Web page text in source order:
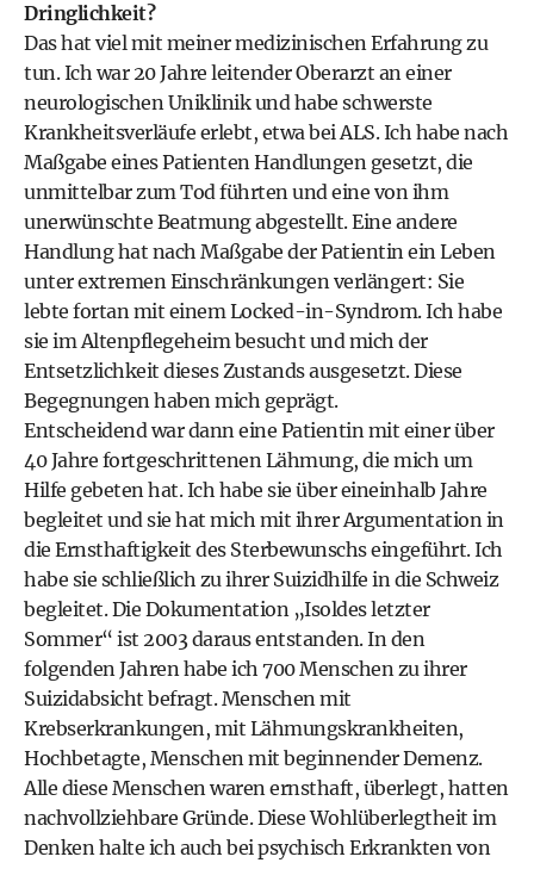
Dringlichkeit?
Das hat viel mit meiner medizinischen Erfahrung zu
tun. Ich war 20 Jahre leitender Oberarzt an einer
neurologischen Uniklinik und habe schwerste
Krankheitsverläufe erlebt, etwa bei ALS. Ich habe nach
Maßgabe eines Patienten Handlungen gesetzt, die
unmittelbar zum Tod führten und eine von ihm
unerwünschte Beatmung abgestellt. Eine andere
Handlung hat nach Maßgabe der Patientin ein Leben
unter extremen Einschränkungen verlängert: Sie
lebte fortan mit einem Locked-in-Syndrom. Ich habe
sie im Altenpflegeheim besucht und mich der
Entsetzlichkeit dieses Zustands ausgesetzt. Diese
Begegnungen haben mich geprägt.
Entscheidend war dann eine Patientin mit einer über
40 Jahre fortgeschrittenen Lähmung, die mich um
Hilfe gebeten hat. Ich habe sie über eineinhalb Jahre
begleitet und sie hat mich mit ihrer Argumentation in
die Ernsthaftigkeit des Sterbewunschs eingeführt. Ich
habe sie schließlich zu ihrer Suizidhilfe in die Schweiz
begleitet. Die Dokumentation „Isoldes letzter
Sommer“ ist 2003 daraus entstanden. In den
folgenden Jahren habe ich 700 Menschen zu ihrer
Suizidabsicht befragt. Menschen mit
Krebserkrankungen, mit Lähmungskrankheiten,
Hochbetagte, Menschen mit beginnender Demenz.
Alle diese Menschen waren ernsthaft, überlegt, hatten
nachvollziehbare Gründe. Diese Wohlüberlegtheit im
Denken halte ich auch bei psychisch Erkrankten von